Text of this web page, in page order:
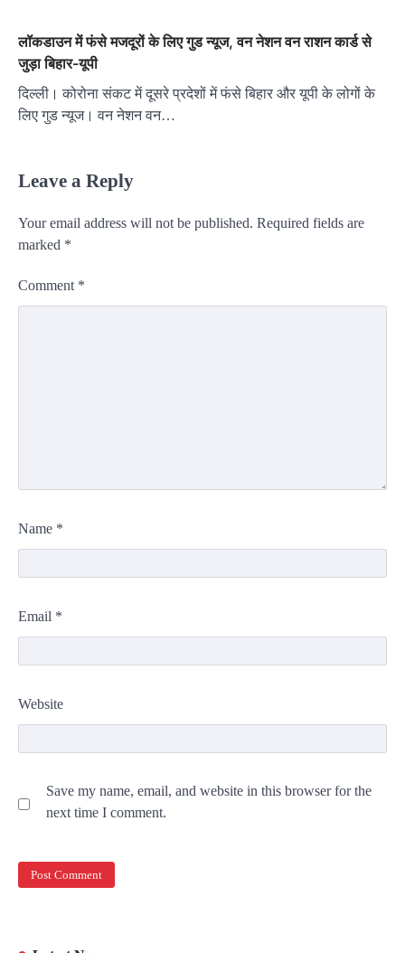
लॉकडाउन में फंसे मजदूरों के लिए गुड न्यूज, वन नेशन वन राशन कार्ड से
जुड़ा बिहार-यूपी
दिल्‍ली। कोरोना संकट में दूसरे प्रदेशों में फंसे बिहार और यूपी के लोगों के
लिए गुड न्यूज। वन नेशन वन…
Leave a Reply
Your email address will not be published. Required fields are
marked *
Comment *
Name *
Email *
Website
Save my name, email, and website in this browser for the
next time I comment.